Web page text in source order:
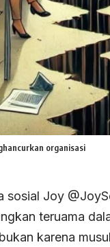
organisasi
sosial Joy
teruama
karena